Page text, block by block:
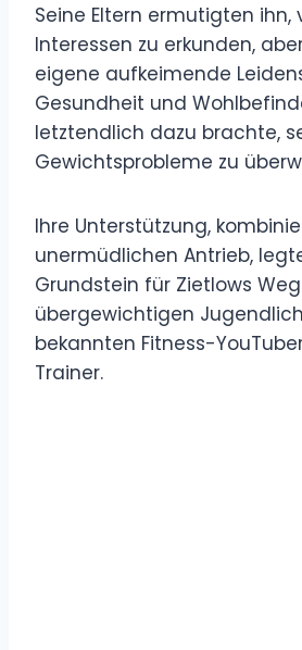
Seine Eltern ermutigten ihn,
Interessen zu erkunden,
eigene aufkeimende
Gesundheit und
letztendlich dazu brachte,
Gewichtsprobleme zu
Ihre Unterstützung,
unermüdlichen Antrieb,
Grundstein für Zietlows
übergewichtigen
bekannten Fitness-
Trainer.